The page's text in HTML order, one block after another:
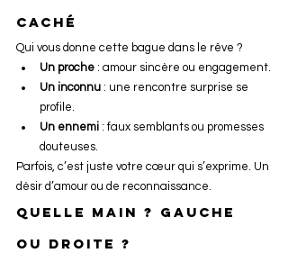
caché
Qui vous donne cette bague dans le rêve ?
Un proche : amour sincère ou engagement.
Un inconnu : une rencontre surprise se
profile.
Un ennemi : faux semblants ou promesses
douteuses.
Parfois, c’est juste votre cœur qui s’exprime. Un
désir d’amour ou de reconnaissance.
Quelle main ? Gauche
ou droite ?